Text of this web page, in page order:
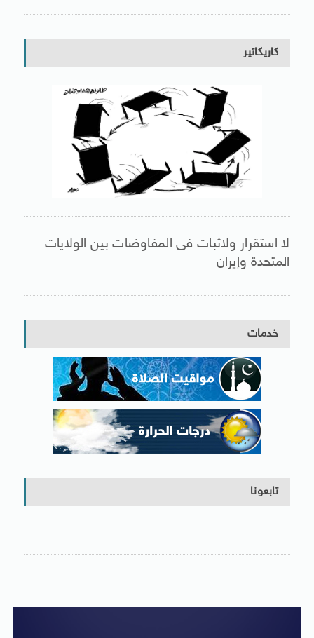
كاريكاتير
لا استقرار ولاثبات فى المفاوضات بين الولايات
المتحدة وإيران
خدمات
تابعونا